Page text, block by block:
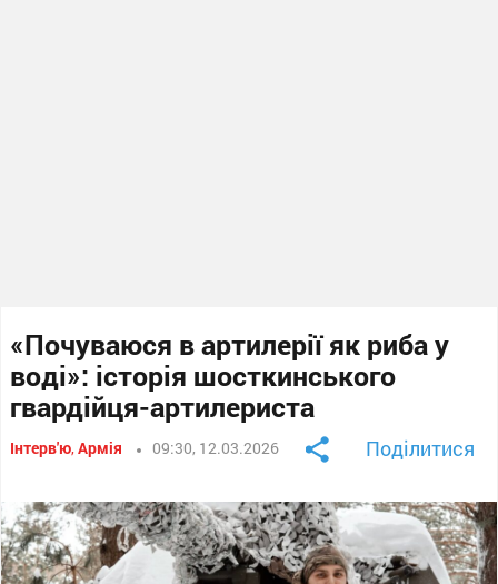
«Почуваюся в артилерії як риба у
воді»: історія шосткинського
гвардійця-артилериста
Інтерв'ю,Армія 09:30, 12.03.2026 Поділитися